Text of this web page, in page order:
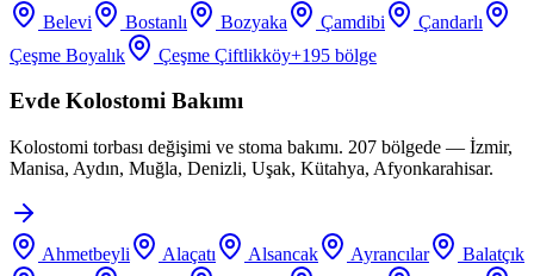
Belevi
Bostanlı Bozyaka Çamdibi
Çandarlı
Çeşme Boyalık
Çeşme Çiftlikköy+195 bölge
Evde Kolostomi Bakımı
Kolostomi torbası değişimi ve stoma bakımı. 207 bölgede — İzmir,
Manisa, Aydın, Muğla, Denizli, Uşak, Kütahya, Afyonkarahisar.
Ahmetbeyli Alaçatı Alsancak Ayrancılar
Balatçık